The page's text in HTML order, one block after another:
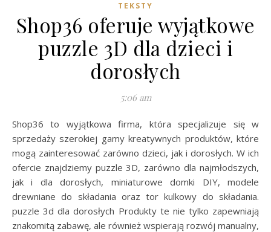
TEKSTY
Shop36 oferuje wyjątkowe
puzzle 3D dla dzieci i
dorosłych
5:06 am
Shop36 to wyjątkowa firma, która specjalizuje się w
sprzedaży szerokiej gamy kreatywnych produktów, które
mogą zainteresować zarówno dzieci, jak i dorosłych. W ich
ofercie znajdziemy puzzle 3D, zarówno dla najmłodszych,
jak i dla dorosłych, miniaturowe domki DIY, modele
drewniane do składania oraz tor kulkowy do składania.
puzzle 3d dla dorosłych Produkty te nie tylko zapewniają
znakomitą zabawę, ale również wspierają rozwój manualny,